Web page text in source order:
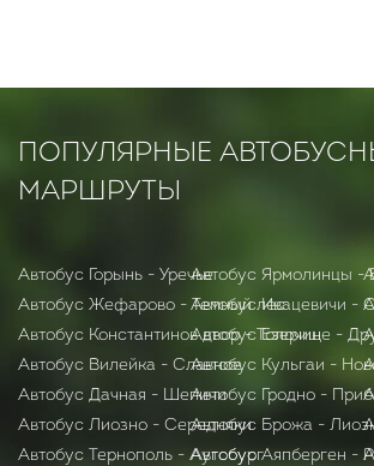
ПОПУЛЯРНЫЕ
МАРШРУТЫ
Автобус Горынь - Уречье
Автобус Жефарово - Темный лес
Автобус Константинов двор - Толочин
Автобус Вилейка - Славное
Автобус Дачная - Шепичи
Автобус Лиозно - Середняки
Автобус Тернополь - Аугсбург
Автобус Ярмолинцы -
Автобус Ивацевичи -
Автобус Езерище -
Автобус Кульгаи -
Автобус Гродно -
Автобус Брожа -
Автобус Аяпберген -